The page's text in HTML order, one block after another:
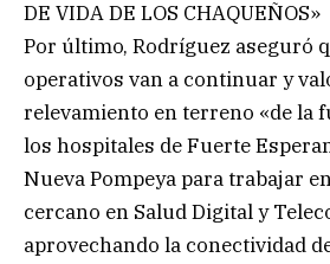
DE VIDA DE LOS CHAQUEÑOS»
Por último, Rodríguez aseguró
operativos van a continuar y
relevamiento en terreno «de la
los hospitales de Fuerte
Nueva Pompeya para trabajar
cercano en Salud Digital y
aprovechando la conectividad